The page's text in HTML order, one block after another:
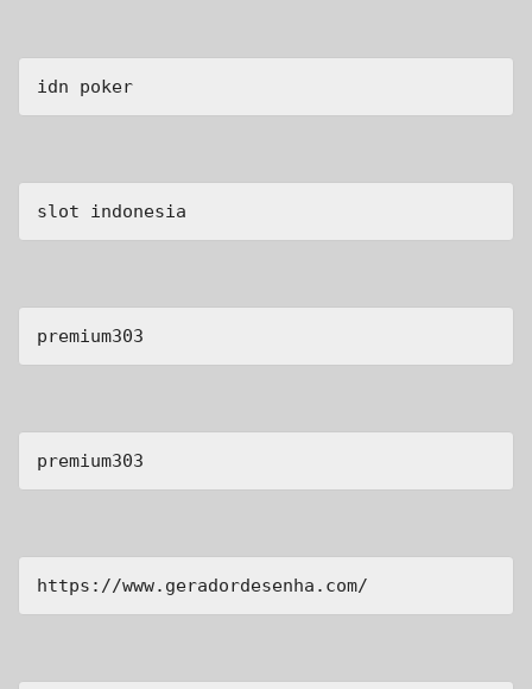
idn poker
slot indonesia
premium303
premium303
https://www.geradordesenha.com/